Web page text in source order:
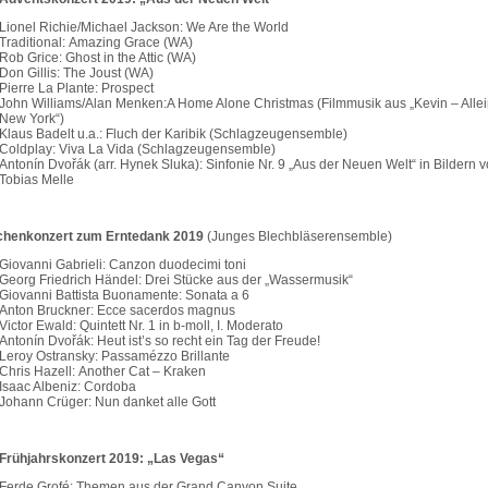
Lionel Richie/Michael Jackson: We Are the World
Traditional: Amazing Grace (WA)
Rob Grice: Ghost in the Attic (WA)
Don Gillis: The Joust (WA)
Pierre La Plante: Prospect
John Williams/Alan Menken:A Home Alone Christmas (Filmmusik aus „Kevin –
New York“)
Klaus Badelt u.a.: Fluch der Karibik (Schlagzeugensemble)
Coldplay: Viva La Vida (Schlagzeugensemble)
Antonín Dvořák (arr. Hynek Sluka): Sinfonie Nr. 9 „Aus der Neuen Welt“ in Bildern
Tobias Melle
zum Erntedank 2019 (Junges Blechbläserensemble)
Giovanni Gabrieli: Canzon duodecimi toni
Georg Friedrich Händel: Drei Stücke aus der „Wassermusik“
Giovanni Battista Buonamente: Sonata a 6
Anton Bruckner: Ecce sacerdos magnus
Victor Ewald: Quintett Nr. 1 in b-moll, I. Moderato
Antonín Dvořák: Heut ist’s so recht ein Tag der Freude!
Leroy Ostransky: Passamézzo Brillante
Chris Hazell: Another Cat – Kraken
Isaac Albeniz: Cordoba
Johann Crüger: Nun danket alle Gott
2019: „Las Vegas“